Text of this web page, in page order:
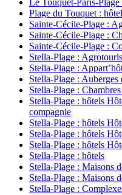
Le Touquet-Paris-Plage
Plage du Touquet :
Sainte-Cécile-Plage :
Sainte-Cécile-Plage :
Sainte-Cécile-Plage :
Stella-Plage :
Stella-Plage :
Stella-Plage : Auberges
Stella-Plage : Chambres
Stella-Plage : hôtels
compagnie
Stella-Plage : hôtels
Stella-Plage : hôtels
Stella-Plage : hôtels
Stella-Plage : hôtels
Stella-Plage : Maisons
Stella-Plage : Maisons
Stella-Plage :